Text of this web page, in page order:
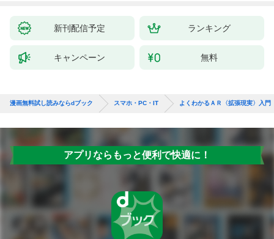
新刊配信予定 ランキング
キャンペーン 無料
漫画無料試し読みならdブック スマホ・PC・IT よくわかるＡＲ〈拡張現実〉入門
アプリならもっと便利で快適に！